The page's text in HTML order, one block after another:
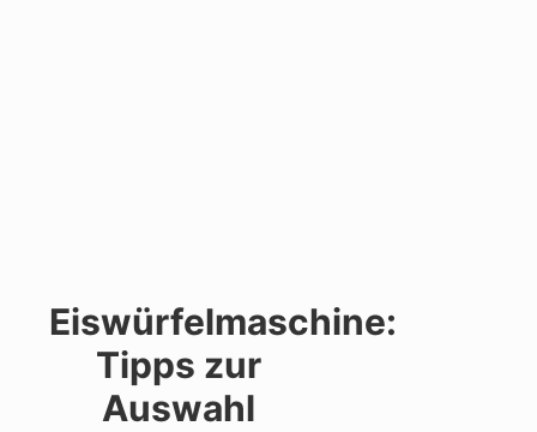
Eiswürfelmaschine:
Tipps zur
Auswahl